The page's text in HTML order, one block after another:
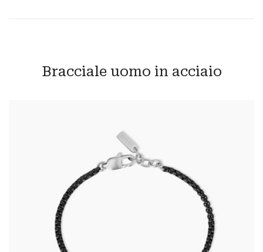
Bracciale uomo in acciaio